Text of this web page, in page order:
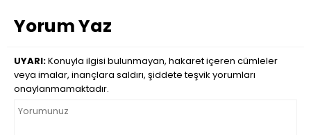
Yorum Yaz
UYARI:Konuyla ilgisi bulunmayan, hakaret içeren cümleler
veya imalar, inançlara saldırı, şiddete teşvik yorumları
onaylanmamaktadır.